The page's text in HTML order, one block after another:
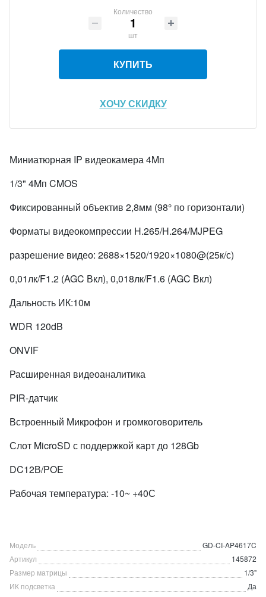
Количество
шт
КУПИТЬ
ХОЧУ СКИДКУ
Миниатюрная IP видеокамера 4Mп
1/3" 4Mп CMOS
Фиксированный объектив 2,8мм (98° по горизонтали)
Форматы видеокомпрессии H.265/H.264/MJPEG
разрешение видео: 2688×1520/1920×1080@(25к/с)
0,01лк/F1.2 (AGC Вкл), 0,018лк/F1.6 (AGC Вкл)
Дальность ИК:10м
WDR 120dB
ONVIF
Расширенная видеоаналитика
PIR-датчик
Встроенный Микрофон и громкоговоритель
Слот MicroSD с поддержкой карт до 128Gb
DC12В/POE
Рабочая температура: -10~ +40С
Модель
GD-CI-AP4617C
Артикул
145872
Размер матрицы
1/3"
ИК подсветка
Да